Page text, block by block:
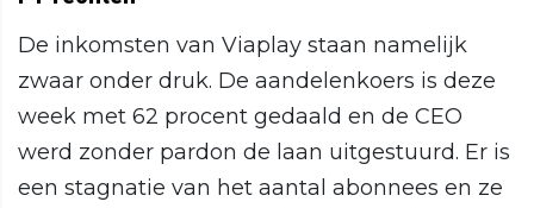
De inkomsten van Viaplay staan namelijk
zwaar onder druk. De aandelenkoers is deze
week met 62 procent gedaald en de CEO
werd zonder pardon de laan uitgestuurd. Er is
een stagnatie van het aantal abonnees en ze